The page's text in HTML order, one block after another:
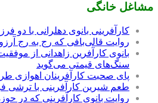
مشاغل خانگی
کارآفرینی بانوی دهلرانی با دو
روایت قالی‌بافی که رج به رج
بانوی کارآفرین زاهدانی از
سنگ‌های قیمتی می‌گوید
پای صحبت کارآفرینان اهوازی
طعم شیرین کارآفرینی با ترشی